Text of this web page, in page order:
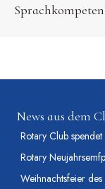
News aus dem
Rotary Club
Rotary
Weihnachtsfeier